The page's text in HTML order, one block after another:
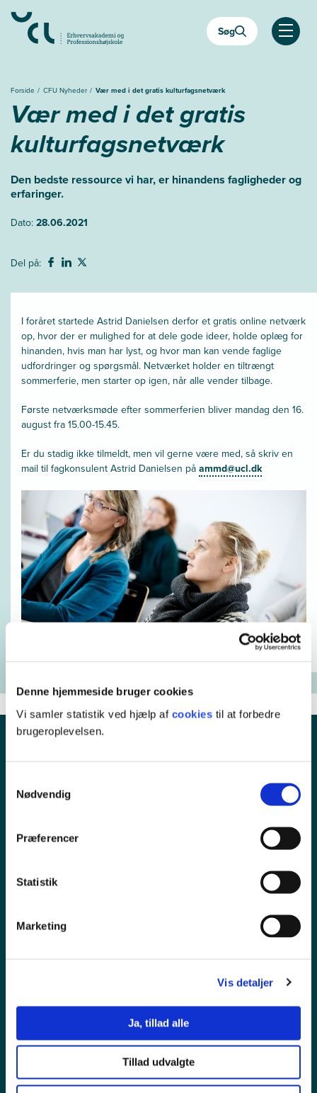
Denne hjemmeside bruger cookies
Vi samler statistik ved hjælp af cookies til at forbedre
brugeroplevelsen.
Nødvendig
Præferencer
Statistik
Marketing
Vis detaljer
Ja, tillad alle
Tillad udvalgte
hovedindhold
Søg
Åben
Forside CFU Nyheder Vær med i det gratis kulturfagsnetværk
Vær med i det gratis
kulturfagsnetværk
Den bedste ressource vi har, er hinandens fagligheder og
erfaringer.
Dato: 28.06.2021
Del på:
I foråret startede Astrid Danielsen derfor et gratis online netværk
op, hvor der er mulighed for at dele gode ideer, holde oplæg for
hinanden, hvis man har lyst, og hvor man kan vende faglige
udfordringer og spørgsmål. Netværket holder en tiltrængt
sommerferie, men starter op igen, når alle vender tilbage.
Første netværksmøde efter sommerferien bliver mandag den 16.
august fra 15.00-15.45.
Er du stadig ikke tilmeldt, men vil gerne være med, så skriv en
mail til fagkonsulent Astrid Danielsen på ammd@ucl.dk
Pressekontakt
Ledige stillinger
Tilgængelighedserklæring
Videregående uddannelser
Efteruddannelser